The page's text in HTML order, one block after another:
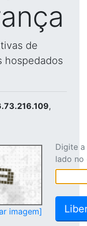
de
hospedados
,
imagem]
Digite
lado no